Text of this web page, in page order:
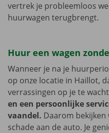
vertrek je probleemloos
huurwagen terugbrengt.
Huur een wagen
Wanneer je na je
op onze locatie in Haillot,
verrassingen op je te
en een persoonlijke
vaandel. Daarom
schade aan de auto. Je